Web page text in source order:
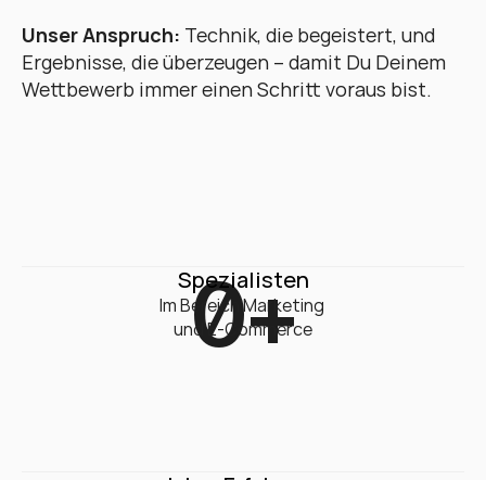
Unser Anspruch: Technik, die begeistert, und
Ergebnisse, die überzeugen – damit Du Deinem
Wettbewerb immer einen Schritt voraus bist.
0+
Spezialisten
Im Bereich Marketing
und E-Commerce